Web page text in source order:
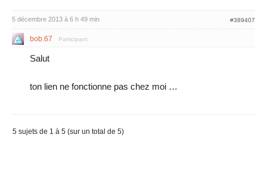
5 décembre 2013 à 6 h 49 min #389407
bob.67 Participant
Salut
ton lien ne fonctionne pas chez moi …
5 sujets de 1 à 5 (sur un total de 5)